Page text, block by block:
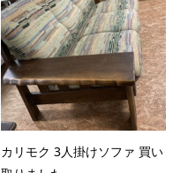
カリモク 3人掛けソファ 買い